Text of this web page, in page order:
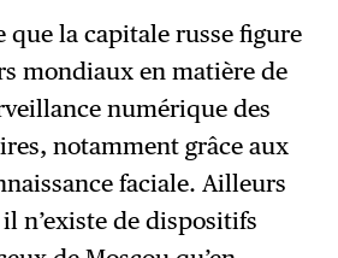
la capitale russe figure
mondiaux en matière de
numérique des
notamment grâce aux
faciale. Ailleurs
n’existe de dispositifs